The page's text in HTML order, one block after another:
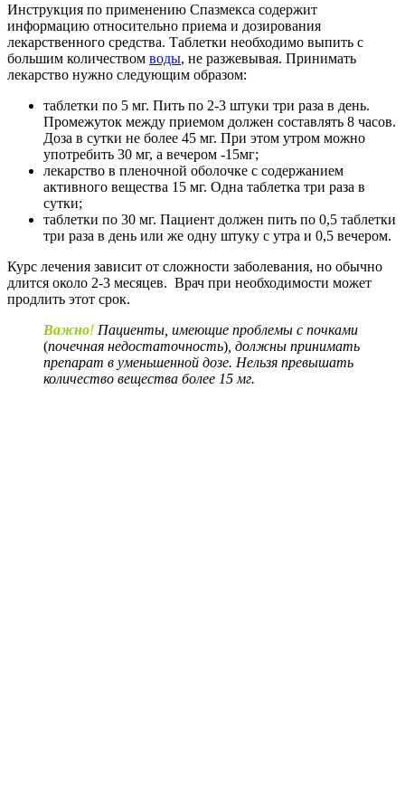
Инструкция по применению Спазмекса содержит
информацию относительно приема и дозирования
лекарственного средства. Таблетки необходимо выпить с
большим количеством воды, не разжевывая. Принимать
лекарство нужно следующим образом:
таблетки по 5 мг. Пить по 2-3 штуки три раза в день.
Промежуток между приемом должен составлять 8 часов.
Доза в сутки не более 45 мг. При этом утром можно
употребить 30 мг, а вечером -15мг;
лекарство в пленочной оболочке с содержанием
активного вещества 15 мг. Одна таблетка три раза в
сутки;
таблетки по 30 мг. Пациент должен пить по 0,5 таблетки
три раза в день или же одну штуку с утра и 0,5 вечером.
Курс лечения зависит от сложности заболевания, но обычно
длится около 2-3 месяцев. Врач при необходимости может
продлить этот срок.
Важно! Пациенты, имеющие проблемы с почками
(почечная недостаточность) должны принимать
препарат в уменьшенной дозе. Нельзя превышать
количество вещества более 15 мг.